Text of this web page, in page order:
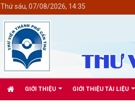
GIỚI THIỆU GIỚI THIỆU TÀI LIỆU
Thứ sáu, 07/08/2026, 14:35